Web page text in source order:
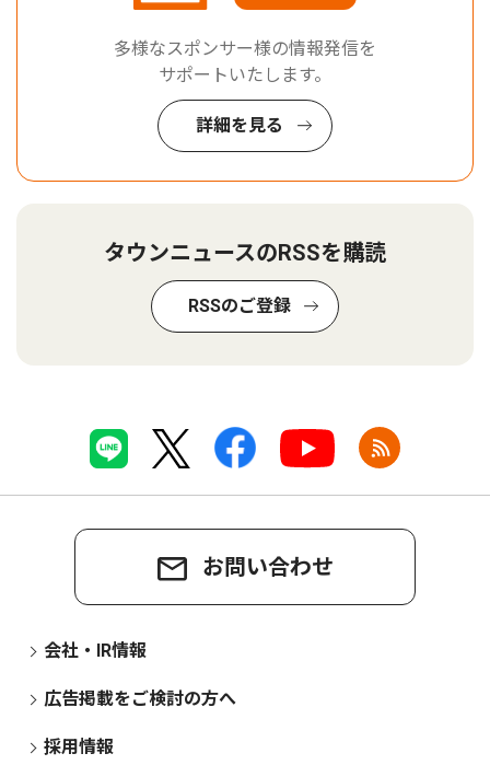
多様なスポンサー様の情報発信を
サポートいたします。
詳細を見る
タウンニュースのRSSを購読
RSSのご登録
お問い合わせ
会社・IR情報
広告掲載をご検討の方へ
採用情報